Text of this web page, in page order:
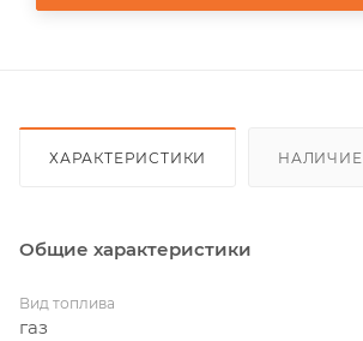
ХАРАКТЕРИСТИКИ НАЛИЧИЕ
Общие характеристики
Вид топлива
газ